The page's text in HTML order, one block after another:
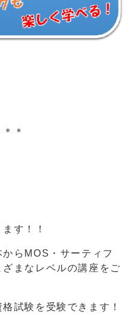
＊
す！！
らMOS・サーティフ
まなレベルの講座をご
試験を受験できます！